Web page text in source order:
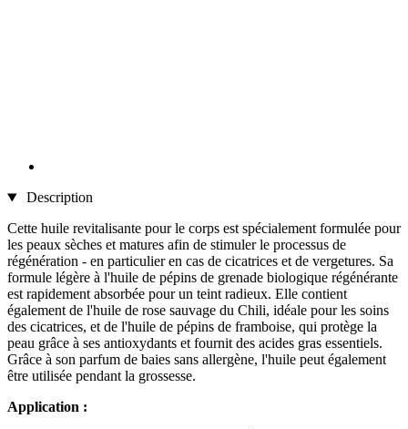
Description
Cette huile revitalisante pour le corps est spécialement formulée pour
les peaux sèches et matures afin de stimuler le processus de
régénération - en particulier en cas de cicatrices et de vergetures. Sa
formule légère à l'huile de pépins de grenade biologique régénérante
est rapidement absorbée pour un teint radieux. Elle contient
également de l'huile de rose sauvage du Chili, idéale pour les soins
des cicatrices, et de l'huile de pépins de framboise, qui protège la
peau grâce à ses antioxydants et fournit des acides gras essentiels.
Grâce à son parfum de baies sans allergène, l'huile peut également
être utilisée pendant la grossesse.
Application :